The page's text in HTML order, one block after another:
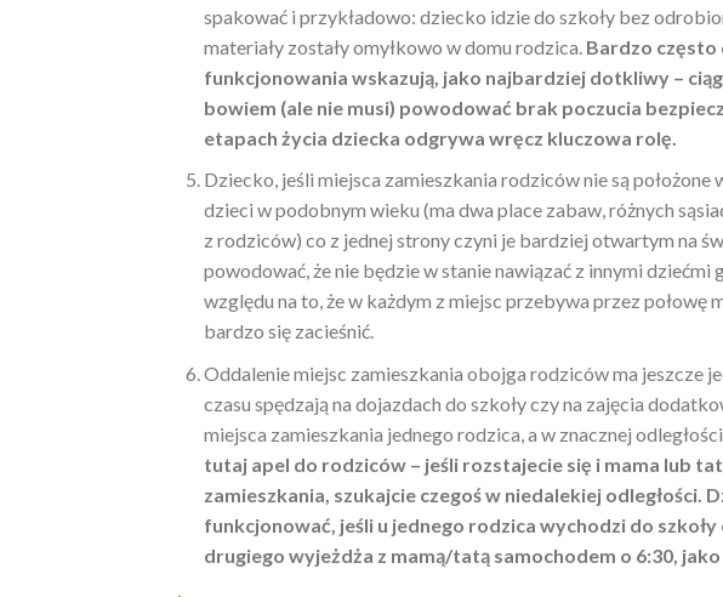
spakować i przykładowo: dziecko idzie do szkoły bez
materiały zostały omyłkowo w domu rodzica. Bardzo często
funkcjonowania wskazują, jako najbardziej dotkliwy –
bowiem (ale nie musi) powodować brak poczucia
etapach życia dziecka odgrywa wręcz kluczowa rolę.
Dziecko, jeśli miejsca zamieszkania rodziców nie są
dzieci w podobnym wieku (ma dwa place zabaw, różnych
z rodziców) co z jednej strony czyni je bardziej otwartym na
powodować, że nie będzie w stanie nawiązać z innymi dziećmi
względu na to, że w każdym z miejsc przebywa przez połowę
bardzo się zacieśnić.
Oddalenie miejsc zamieszkania obojga rodziców ma jeszcze
czasu spędzają na dojazdach do szkoły czy na zajęcia
miejsca zamieszkania jednego rodzica, a w znacznej
tutaj apel do rodziców – jeśli rozstajecie się i mama lub
zamieszkania, szukajcie czegoś w niedalekiej odległości.
funkcjonować, jeśli u jednego rodzica wychodzi do szkoły
drugiego wyjeżdża z mamą/tatą samochodem o 6:30,